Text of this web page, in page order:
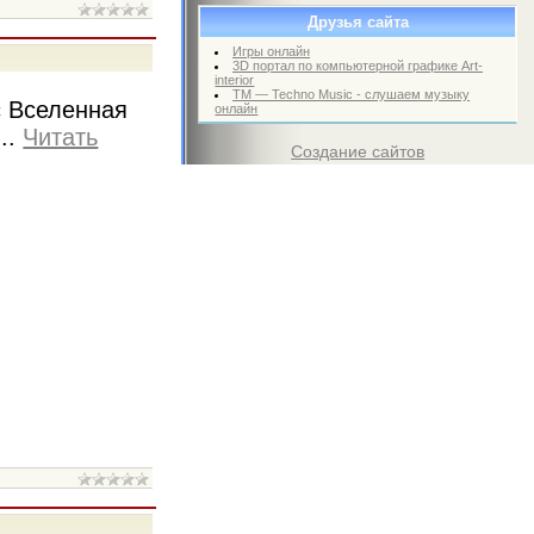
Друзья сайта
Игры онлайн
3D портал по компьютерной графике Art-
interior
TM — Techno Music - слушаем музыку
онлайн
Создание сайтов
Вселенная
Читать